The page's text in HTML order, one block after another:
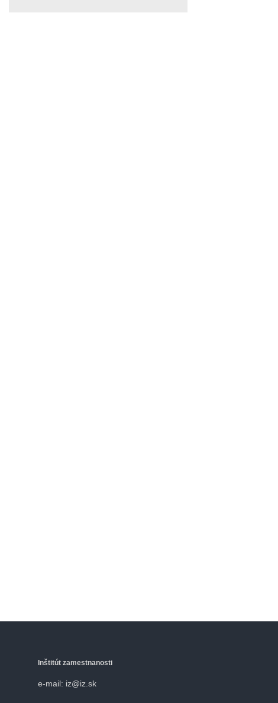
Inštitút zamestnanosti
e-mail: iz@iz.sk